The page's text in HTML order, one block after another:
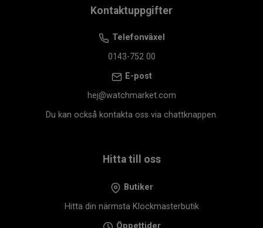
Kontaktuppgifter
Telefonväxel
0143-752 00
E-post
hej@watchmarket.com
Du kan också kontakta oss via chattknappen.
Hitta till oss
Butiker
Hitta din närmsta Klockmasterbutik